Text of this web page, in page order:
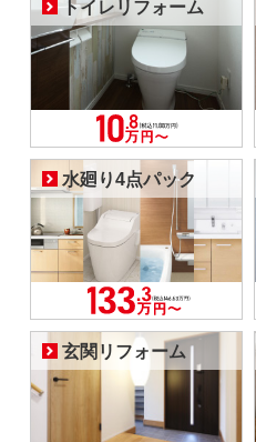
トイレリフォーム
水廻り4点パック
玄関リフォーム